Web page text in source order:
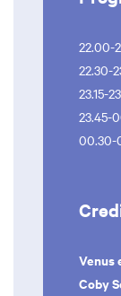
22.30-
Venus
Coby